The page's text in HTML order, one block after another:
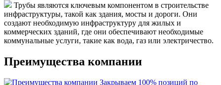
Трубы являются ключевым компонентом в строительстве
инфраструктуры, такой как здания, мосты и дороги. Они
создают необходимую инфраструктуру для жилых и
коммерческих зданий, где они обеспечивают необходимые
коммунальные услуги, такие как вода, газ или электричество.
Преимущества компании
Закрываем 100% позиций по